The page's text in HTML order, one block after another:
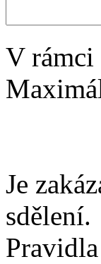
V rámci
Je
sdělení.